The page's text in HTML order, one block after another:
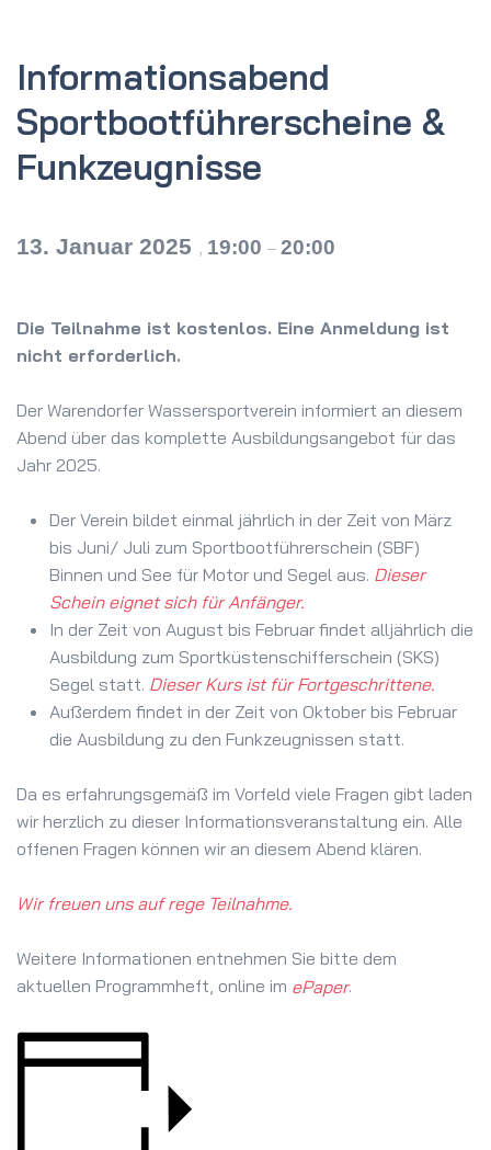
Informations­abend
Sportboot­führerscheine &
Funkzeugnisse
13. Januar 2025 , 19:00 – 20:00
Die Teilnahme ist kostenlos. Eine Anmeldung ist
nicht erforderlich.
Der Warendorfer Wassersportverein informiert an diesem
Abend über das komplette Ausbildungsangebot für das
Jahr 2025.
Der Verein bildet einmal jährlich in der Zeit von März
bis Juni/ Juli zum Sportbootführerschein (SBF)
Binnen und See für Motor und Segel aus. Dieser
Schein eignet sich für Anfänger.
In der Zeit von August bis Februar findet alljährlich die
Ausbildung zum Sportküstenschifferschein (SKS)
Segel statt. Dieser Kurs ist für Fortgeschrittene.
Außerdem findet in der Zeit von Oktober bis Februar
die Ausbildung zu den Funkzeugnissen statt.
Da es erfahrungsgemäß im Vorfeld viele Fragen gibt laden
wir herzlich zu dieser Informationsveranstaltung ein. Alle
offenen Fragen können wir an diesem Abend klären.
Wir freuen uns auf rege Teilnahme.
Weitere Informationen entnehmen Sie bitte dem
aktuellen Programmheft, online im ePaper.